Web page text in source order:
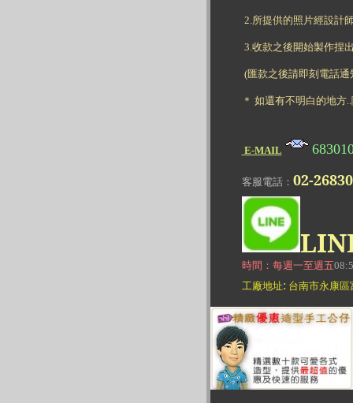
2.所提供的照片經設計
3.收款之後開始製作
(匯款之後請即刻電話
＊ 如還有不明白的地
E-MAIL
客服電話： 02-
時間：每週一至週五
工廠地址: 台南市永康